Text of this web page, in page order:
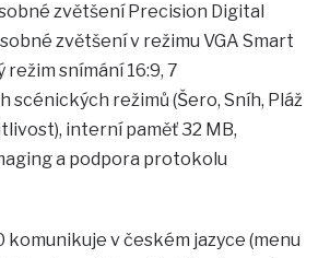
zvětšení Precision Digital
zvětšení v režimu VGA Smart
snímání 16:9, 7
scénických režimů (Šero, Sníh, Pláž
interní paměť 32 MB,
a podpora protokolu
komunikuje v českém jazyce (menu